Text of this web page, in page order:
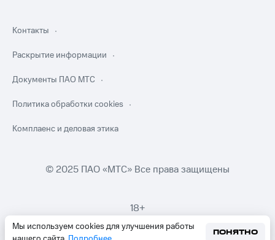
Мы используем cookies для улучшения работы
ПОНЯТНО
Контакты
Раскрытие информации
Документы ПАО МТС
Политика обработки cookies
Комплаенс и деловая этика
© 2025 ПАО «МТС» Все права защищены
18+